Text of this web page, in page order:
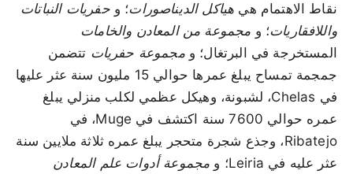
نقاط الاهتمام هي هياكل الديناصورات؛ وحفريات النباتات
واللافقاريات؛ و مجموعة من المعادن والخامات
المستخرجة في البرتغال؛ ومجموعة حفريات تتضمن
جمجمة تمساح يبلغ عمرها حوالي 15 مليون سنة عثر عليها
في Chelas، لشبونة، وهيكل عظمي لكلب منزلي يبلغ
عمره حوالي 7600 سنة اكتشف في Muge، في
Ribatejo، وجذع شجرة متحجر يبلغ عمره ثلاثة ملايين سنة
عثر عليه في Leiria؛ و
مجموعة أدوات علم المعادن